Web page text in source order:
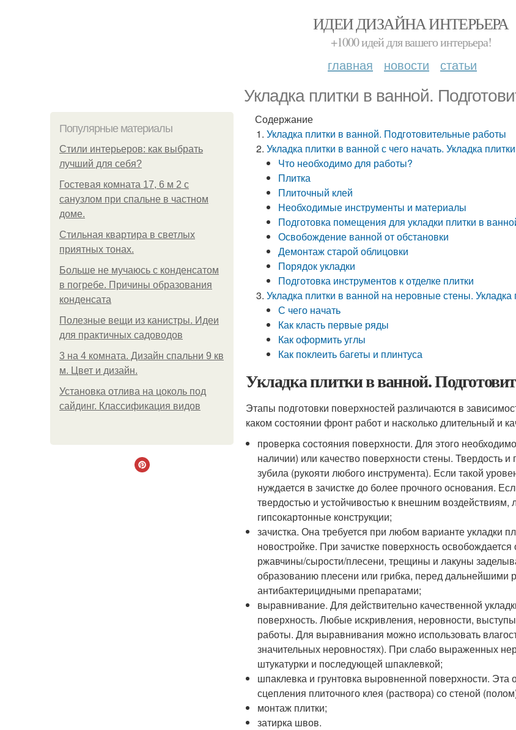
ИДЕИ ДИЗАЙНА ИНТЕРЬЕРА
+1000 идей для вашего интерьера!
главная новости статьи
Укладка плитки в ванной.
Популярные материалы
Стили интерьеров: как выбрать
лучший для себя?
Гостевая комната 17, 6 м 2 с
санузлом при спальне в частном
доме.
Стильная квартира в светлых
приятных тонах.
Больше не мучаюсь с конденсатом
в погребе. Причины образования
конденсата
Полезные вещи из канистры. Идеи
для практичных садоводов
3 на 4 комната. Дизайн спальни 9 кв
м. Цвет и дизайн.
Установка отлива на цоколь под
сайдинг. Классификация видов
Содержание
Укладка плитки в ванной. Подготовительные работы
Укладка плитки в ванной с чего начать. Укладка
Что необходимо для работы?
Плитка
Плиточный клей
Необходимые инструменты и материалы
Подготовка помещения для укладки плитки в
Освобождение ванной от обстановки
Демонтаж старой облицовки
Порядок укладки
Подготовка инструментов к отделке плитки
Укладка плитки в ванной на неровные стены.
С чего начать
Как класть первые ряды
Как оформить углы
Как поклеить багеты и плинтуса
Укладка плитки в ванной.
Этапы подготовки поверхностей различаются в
каком состоянии фронт работ и насколько длительный и
проверка состояния поверхности. Для этого
наличии) или качество поверхности стены. Твердость
зубила (рукояти любого инструмента). Если такой
нуждается в зачистке до более прочного основания.
твердостью и устойчивостью к внешним воздействиям,
гипсокартонные конструкции;
зачистка. Она требуется при любом варианте укладки
новостройке. При зачистке поверхность
ржавчины/сырости/плесени, трещины и лакуны
образованию плесени или грибка, перед дальнейшими
антибактерицидными препаратами;
выравнивание. Для действительно качественной
поверхность. Любые искривления, неровности,
работы. Для выравнивания можно использовать
значительных неровностях). При слабо выраженных
штукатурки и последующей шпаклевкой;
шпаклевка и грунтовка выровненной поверхности.
сцепления плиточного клея (раствора) со стеной
монтаж плитки;
затирка швов.